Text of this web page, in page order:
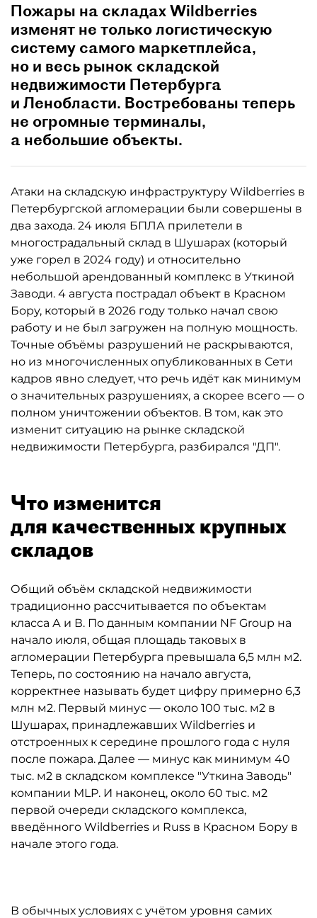
Пожары на складах Wildberries
изменят не только логистическую
систему самого маркетплейса,
но и весь рынок складской
недвижимости Петербурга
и Ленобласти. Востребованы теперь
не огромные терминалы,
а небольшие объекты.
Атаки на складскую инфраструктуру Wildberries в
Петербургской агломерации были совершены в
два захода. 24 июля БПЛА прилетели в
многострадальный склад в Шушарах (который
уже горел в 2024 году) и относительно
небольшой арендованный комплекс в Уткиной
Заводи. 4 августа пострадал объект в Красном
Бору, который в 2026 году только начал свою
работу и не был загружен на полную мощность.
Точные объёмы разрушений не раскрываются,
но из многочисленных опубликованных в Сети
кадров явно следует, что речь идёт как минимум
о значительных разрушениях, а скорее всего — о
полном уничтожении объектов. В том, как это
изменит ситуацию на рынке складской
недвижимости Петербурга, разбирался "ДП".
Что изменится
для качественных крупных
складов
Общий объём складской недвижимости
традиционно рассчитывается по объектам
класса А и В. По данным компании NF Group на
начало июля, общая площадь таковых в
агломерации Петербурга превышала 6,5 млн м2.
Теперь, по состоянию на начало августа,
корректнее называть будет цифру примерно 6,3
млн м2. Первый минус — около 100 тыс. м2 в
Шушарах, принадлежавших Wildberries и
отстроенных к середине прошлого года с нуля
после пожара. Далее — минус как минимум 40
тыс. м2 в складском комплексе "Уткина Заводь"
компании MLP. И наконец, около 60 тыс. м2
первой очереди складского комплекса,
введённого Wildberries и Russ в Красном Бору в
начале этого года.
В обычных условиях с учётом уровня самих